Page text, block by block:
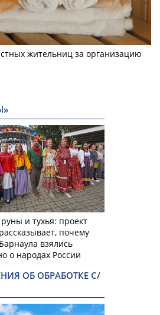
жительниц за организацию
и тухья: проект
почему
взялись
о народах России
ОБ ОБРАБОТКЕ С/